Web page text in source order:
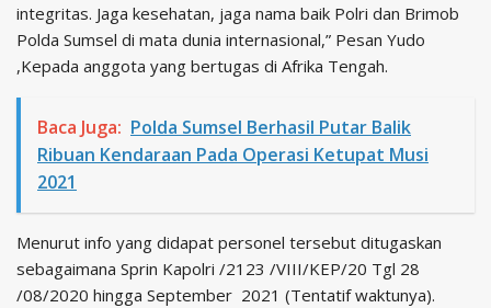
integritas. Jaga kesehatan, jaga nama baik Polri dan Brimob
Polda Sumsel di mata dunia internasional,” Pesan Yudo
,Kepada anggota yang bertugas di Afrika Tengah.
Baca Juga: Polda Sumsel Berhasil Putar Balik
Ribuan Kendaraan Pada Operasi Ketupat Musi
2021
Menurut info yang didapat personel tersebut ditugaskan
sebagaimana Sprin Kapolri /2123 /VIII/KEP/20 Tgl 28
/08/2020 hingga September 2021 (Tentatif waktunya).